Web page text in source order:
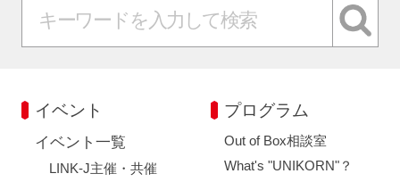
イベント
イベント一覧
LINK-J主催・共催
プログラム
Out of Box相談室
What's "UNIKORN"？